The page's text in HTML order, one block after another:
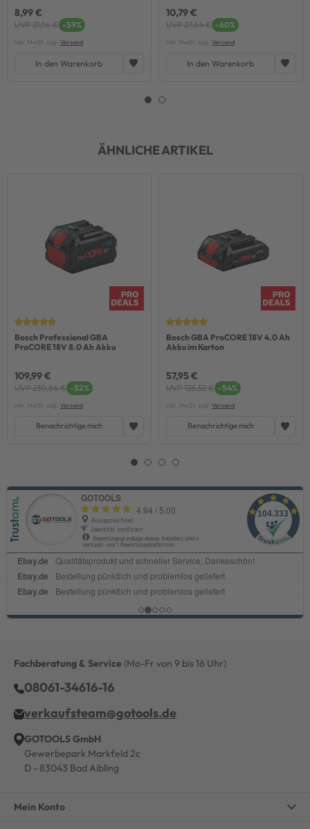
8,99 €
UVP 21,96 € -59%
inkl. MwSt. zzgl. Versand
In den Warenkorb
10,79 €
UVP 27,64 € -60%
inkl. MwSt. zzgl. Versand
In den Warenkorb
ÄHNLICHE ARTIKEL
Bosch Professional GBA
ProCORE 18V 8.0 Ah Akku
109,99 €
UVP 230,86 € -52%
inkl. MwSt. zzgl. Versand
Benachrichtige mich
Bosch GBA ProCORE 18V 4.0 Ah
Akku im Karton
57,95 €
UVP 128,52 € -54%
inkl. MwSt. zzgl. Versand
Benachrichtige mich
Fachberatung & Service (Mo-Fr von 9 bis 16 Uhr)
08061-34616-16
verkaufsteam@gotools.de
GOTOOLS GmbH
Gewerbepark Markfeld 2c
D - 83043 Bad Aibling
Mein Konto